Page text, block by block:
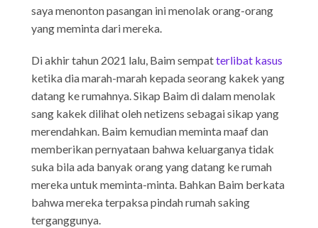
saya menonton pasangan ini menolak orang-orang
yang meminta dari mereka.
Di akhir tahun 2021 lalu, Baim sempatterlibat kasus
ketika dia marah-marah kepada seorang kakek yang
datang ke rumahnya. Sikap Baim di dalam menolak
sang kakek dilihat oleh netizens sebagai sikap yang
merendahkan. Baim kemudian meminta maaf dan
memberikan pernyataan bahwa keluarganya tidak
suka bila ada banyak orang yang datang ke rumah
mereka untuk meminta-minta. Bahkan Baim berkata
bahwa mereka terpaksa pindah rumah saking
terganggunya.